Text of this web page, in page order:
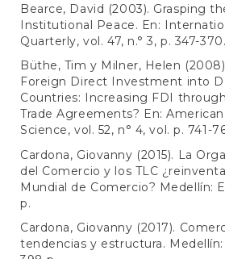
Bearce, David (2003). Grasping
Institutional Peace. En:
Quarterly, vol. 47, n.° 3, p. 347-370.
Büthe, Tim y Milner, Helen
Foreign Direct Investment into
Countries: Increasing FDI
Trade Agreements? En:
Science, vol. 52, n° 4, vol. p. 741-
Cardona, Giovanny (2015). La
del Comercio y los TLC
Mundial de Comercio? Medellín:
p.
Cardona, Giovanny (2017).
tendencias y estructura.